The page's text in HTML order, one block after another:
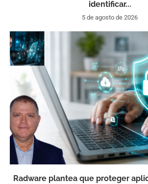
identificar...
5 de agosto de 2026
Radware plantea que proteger